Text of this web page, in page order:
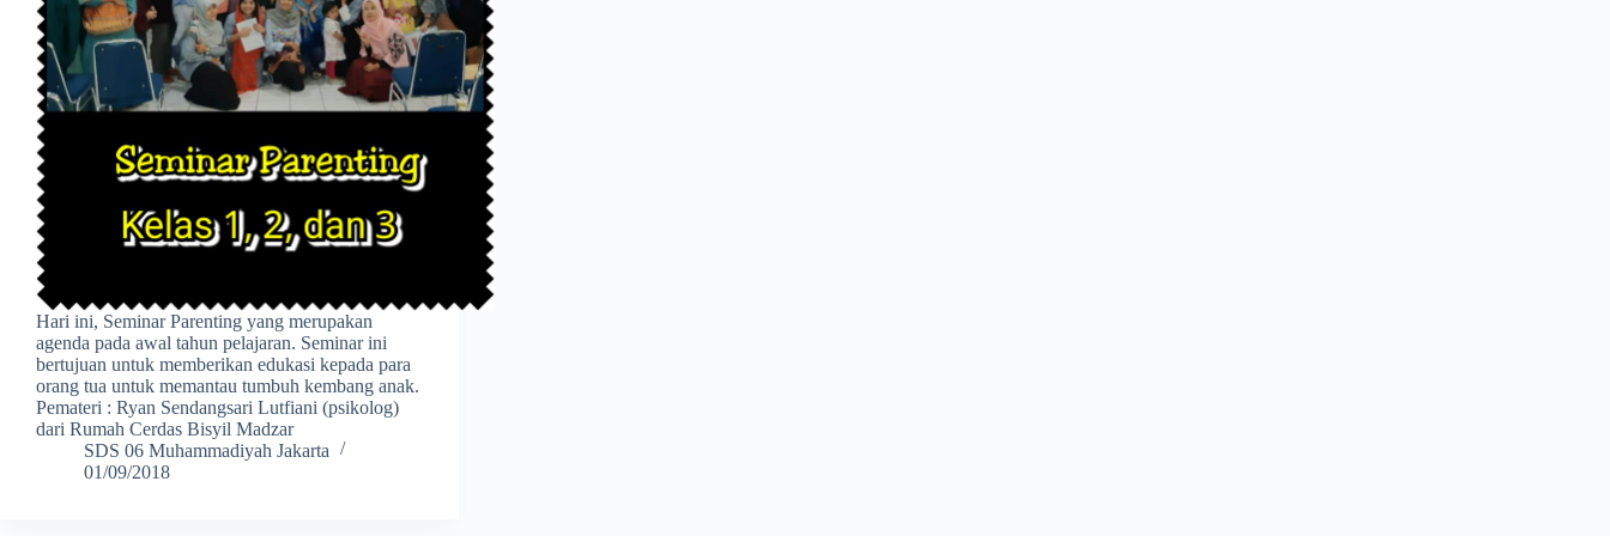
Hari ini, Seminar Parenting yang merupakan
agenda pada awal tahun pelajaran. Seminar ini
bertujuan untuk memberikan edukasi kepada para
orang tua untuk memantau tumbuh kembang anak.
Pemateri : Ryan Sendangsari Lutfiani (psikolog)
dari Rumah Cerdas Bisyil Madzar
SDS 06 Muhammadiyah Jakarta
01/09/2018